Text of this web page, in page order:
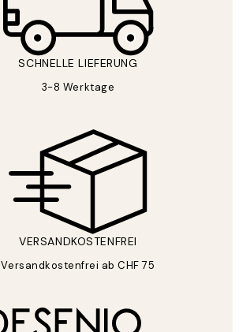
SCHNELLE LIEFERUNG
3-8 Werktage
VERSANDKOSTENFREI
Versandkostenfrei ab CHF 75